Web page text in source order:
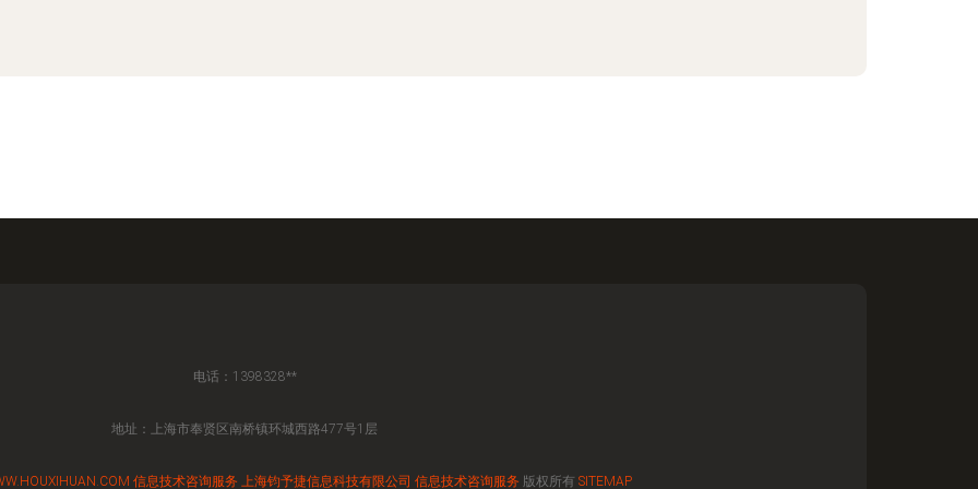
电话：1398328**
地址：上海市奉贤区南桥镇环城西路477号1层
信息技术咨询服务 上海钧予捷信息科技有限公司 信息技术咨询服务 版权所有 SITEMAP